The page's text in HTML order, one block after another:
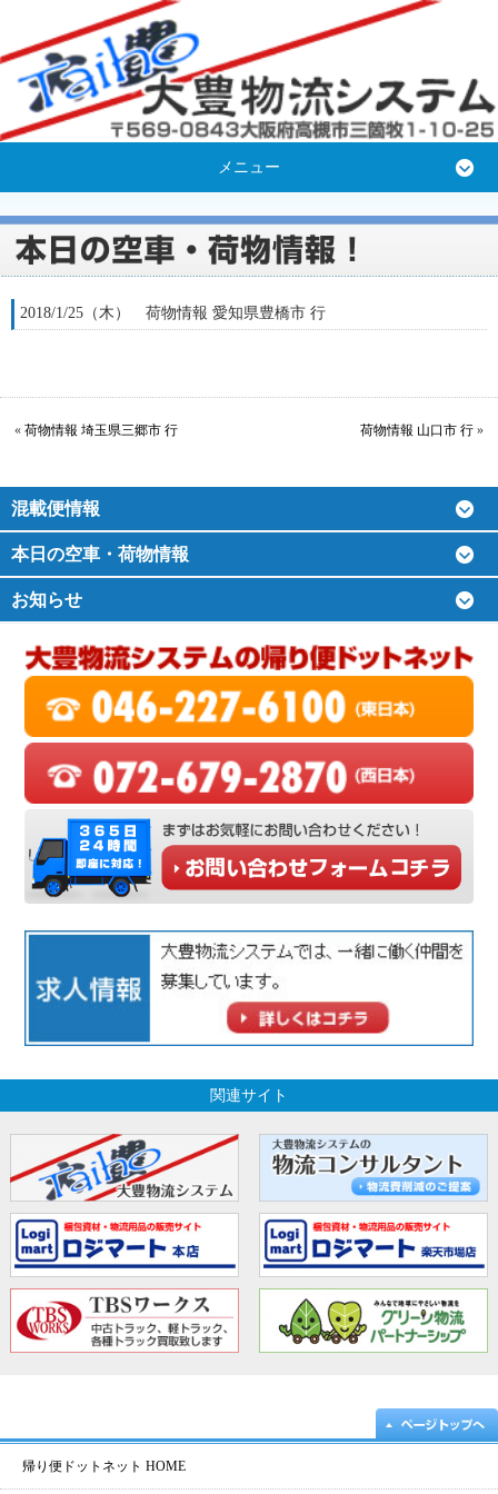
メニュー
2018/1/25（木） 荷物情報 愛知県豊橋市 行
« 荷物情報 埼玉県三郷市 行 荷物情報 山口市 行 »
混載便情報
本日の空車・荷物情報
お知らせ
関連サイト
帰り便ドットネット HOME